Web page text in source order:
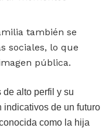
también se
sociales, lo que
pública.
de alto perfil y su
indicativos de un futuro
como la hija